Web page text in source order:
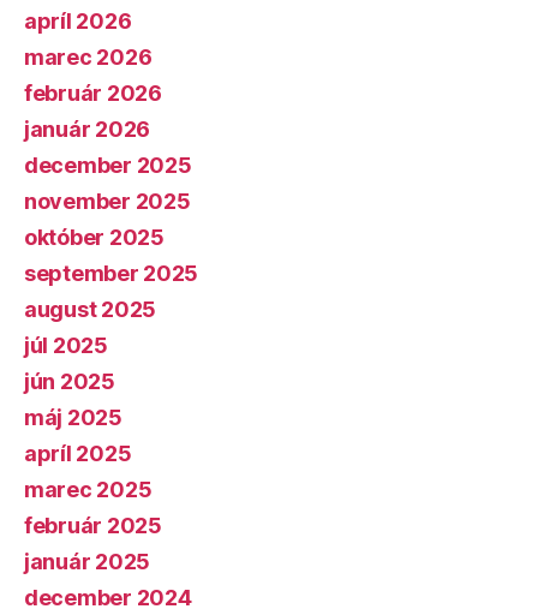
apríl 2026
marec 2026
február 2026
január 2026
december 2025
november 2025
október 2025
september 2025
august 2025
júl 2025
jún 2025
máj 2025
apríl 2025
marec 2025
február 2025
január 2025
december 2024